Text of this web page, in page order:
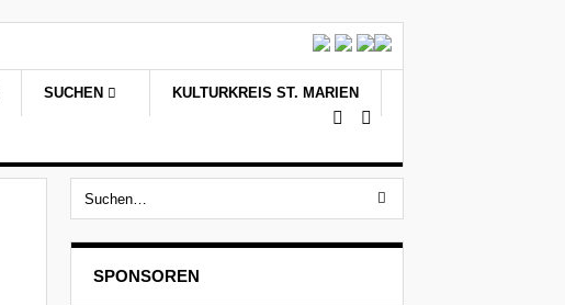
SUCHEN KULTURKREIS ST. MARIEN
SPONSOREN